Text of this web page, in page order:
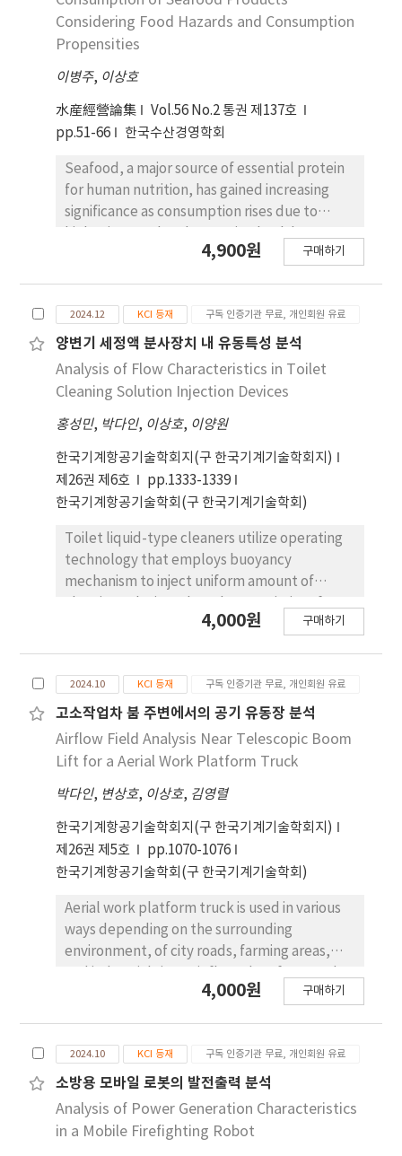
locally between the vehicle and the boom,
and beneath the work platform. The drag
force and torque acting on each component
were highly sensitive to changes in boom
angle increased, the drag force increased by
approximately 20 times, and the torque by
up to 108 times. These findings provide
fundamental data for establishing design
criteria to enhance the structural stability
and aerodynamic performance of aerial work
Considering Food Hazards and Consumption
Propensities
이병주, 이상호
水産經營論集
Vol.56 No.2 통권 제137호
pp.51-66
한국수산경영학회
Seafood, a major source of essential protein
for human nutrition, has gained increasing
significance as consumption rises due to
awareness, and environmental concerns. This
food safety concerns on seafood
consumption behavior. Utilizing data from
the 2022 Food Consumption Behavior Survey
conducted by the Korea Rural Economic
by age group to account for the nonlinear
relationship between age and seafood
consumption. Key variables include seafood
purchase frequency, demographic
characteristics, food safety concerns, and
dietary preferences. The results reveal that
seafood consumption patterns vary
significantly across age groups, highlighting
the importance of age-specific marketing
strategies. Moreover, the findings suggest a
systems and to develop more targeted
promotional strategies that reflect the
diverse characteristics of individual
4,900원 구매하기
2024.12 KCI 등재 구독 인증기관 무료, 개인회원 유료
양변기 세정액 분사장치 내 유동특성 분석
Analysis of Flow Characteristics in Toilet
Cleaning Solution Injection Devices
홍성민, 박다인, 이상호, 이양원
한국기계항공기술학회지(구 한국기계기술학회지)
제26권 제6호
pp.1333-1339
한국기계항공기술학회(구 한국기계기술학회)
Toilet liquid-type cleaners utilize operating
technology that employs buoyancy
mechanism to inject uniform amount of
velocity and pressure distributions in the
The flow rate decreases near the inlet of the
system, where it contacts the container of
the cleaning liquid bottle. It then increases
near the injection device stopper and
system outlet The height of the cleaning
solution decreases from 12 cm to 3 cm when
using the spray device, the average outlet
velocity decreases by approximately 73%.
The solution level difference increases from
1.616 cm to 3.216 cm, the inlet velocity
decreases by approximately 4.1%~5.6%.
These predicted results can be widely
applied as basic conceptual design data for
highly efficient toilet flush cleaner injection
4,000원 구매하기
2024.10 KCI 등재 구독 인증기관 무료, 개인회원 유료
고소작업차 붐 주변에서의 공기 유동장 분석
Airflow Field Analysis Near Telescopic Boom
Lift for a Aerial Work Platform Truck
박다인, 변상호, 이상호, 김영렬
한국기계항공기술학회지(구 한국기계기술학회지)
제26권 제5호
pp.1070-1076
한국기계항공기술학회(구 한국기계기술학회)
Aerial work platform truck is used in various
ways depending on the surrounding
environment, of city roads, farming areas,
torque in surroundig the flow field of AWP
passes and increases between the vehicle
and the boom, at the boom connections, and
at the bottom of the work platform. The
drag force and torque on the boom,
4,000원 구매하기
2024.10 KCI 등재 구독 인증기관 무료, 개인회원 유료
소방용 모바일 로봇의 발전출력 분석
Analysis of Power Generation Characteristics
in a Mobile Firefighting Robot